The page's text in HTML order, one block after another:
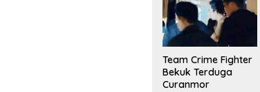
Team Crime Fighter
Bekuk Terduga
Curanmor